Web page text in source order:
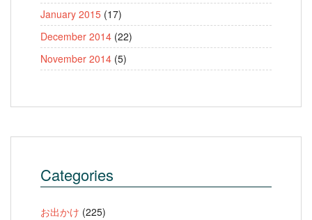
January 2015 (17)
December 2014 (22)
November 2014 (5)
Categories
お出かけ (225)